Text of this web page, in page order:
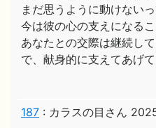
まだ思うように動けない
今は彼の心の支えになる
あなたとの交際は継続し
で、献身的に支えてあげて
187 : カラスの目さん